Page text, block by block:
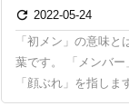
 2022-05-24
「初メン」の意味
葉です。 「メンバ
「顔ぶれ」を指し